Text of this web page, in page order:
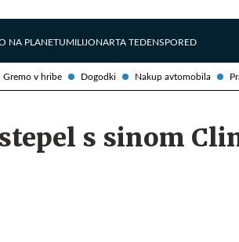
Gremo v hribe Dogodki Nakup avtomobila
NA PLANETUMILIJONARTA TEDENSPORED
s sinom